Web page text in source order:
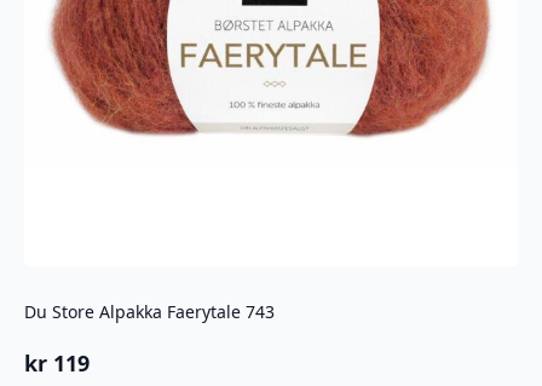
Du Store Alpakka Faerytale 743
kr 119